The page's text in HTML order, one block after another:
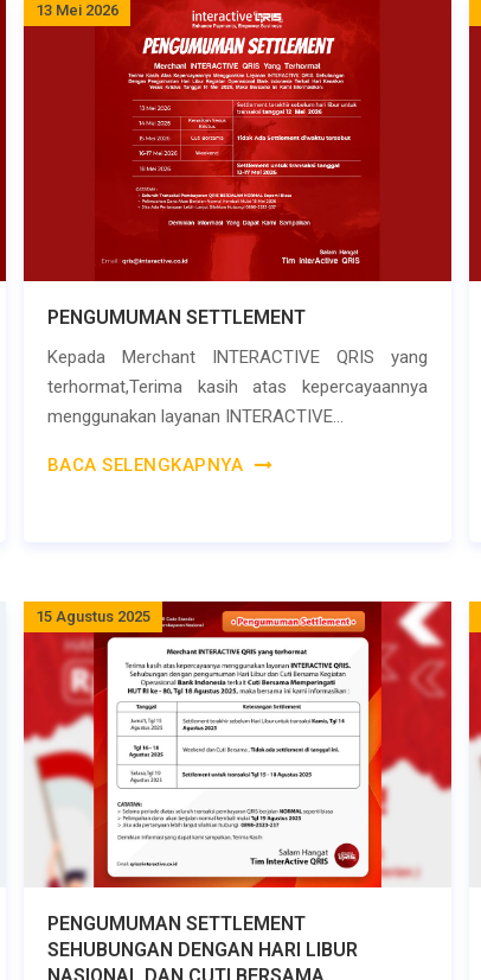
13 Mei 2026
PENGUMUMAN SETTLEMENT
Kepada Merchant INTERACTIVE QRIS yang
terhormat,Terima kasih atas kepercayaannya
menggunakan layanan INTERACTIVE...
BACA SELENGKAPNYA
15 Agustus 2025
PENGUMUMAN SETTLEMENT
SEHUBUNGAN DENGAN HARI LIBUR